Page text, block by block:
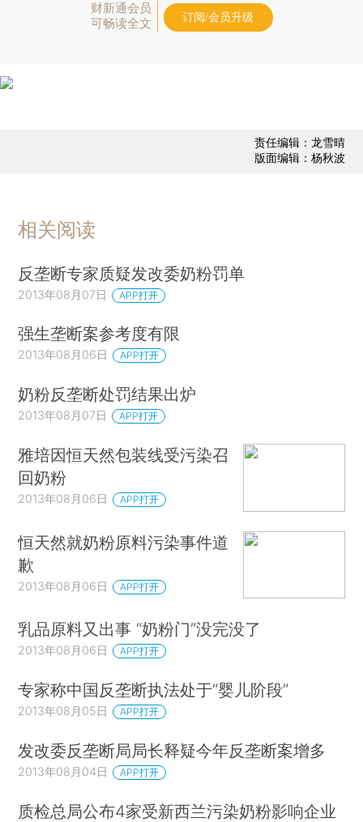
财新通会员
可畅读全文
订阅/会员升级
责任编辑：龙雪晴
版面编辑：杨秋波
相关阅读
反垄断专家质疑发改委奶粉罚单
2013年08月07日 APP打开
强生垄断案参考度有限
2013年08月06日 APP打开
奶粉反垄断处罚结果出炉
2013年08月07日 APP打开
雅培因恒天然包装线受污染召
回奶粉
2013年08月06日 APP打开
恒天然就奶粉原料污染事件道
歉
2013年08月06日 APP打开
乳品原料又出事 “奶粉门”没完没了
2013年08月06日 APP打开
专家称中国反垄断执法处于“婴儿阶段”
2013年08月05日 APP打开
发改委反垄断局局长释疑今年反垄断案增多
2013年08月04日 APP打开
质检总局公布4家受新西兰污染奶粉影响企业